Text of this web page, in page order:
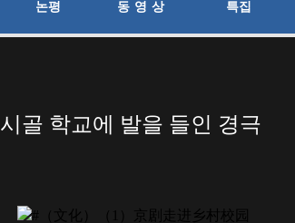
시골 학교에 발을 들인 경극